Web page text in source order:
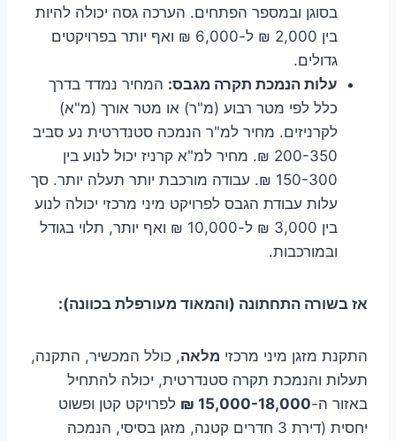
בסוגן ובמספר הפתחים. הערכה גסה יכולה להיות
בין 2,000 ₪ ל-6,000 ₪ ואף יותר בפרויקטים
גדולים.
עלות הנמכת תקרה מגבס: המחיר נמדד בדרך
כלל לפי מטר רבוע (מ"ר) או מטר אורך (מ"א)
לקרניזים. מחיר למ"ר הנמכה סטנדרטית נע סביב
200-350 ₪. מחיר למ"א קרניז יכול לנוע בין
150-300 ₪. עבודה מורכבת יותר תעלה יותר. סך
עלות עבודת הגבס לפרויקט מיני מרכזי יכולה לנוע
בין 3,000 ₪ ל-10,000 ₪ ואף יותר, תלוי בגודל
ובמורכבות.
אז בשורה התחתונה (והמאוד מעורפלת בכוונה):
התקנת מזגן מיני מרכזי מלאה, כולל המכשיר, התקנה,
תעלות והנמכת תקרה סטנדרטית, יכולה להתחיל
באזור ה-15,000-18,000 ₪
לפרויקט קטן ופשוט
יחסית (דירת 3 חדרים קטנה, מזגן בסיסי, הנמכה